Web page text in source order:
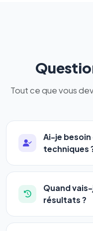
Tout ce que vous
Ai-je
techniques
Absolument pas.
être accessible à
commerçants,
complexe — vous
Quand
résultats ?
La plupart de nos